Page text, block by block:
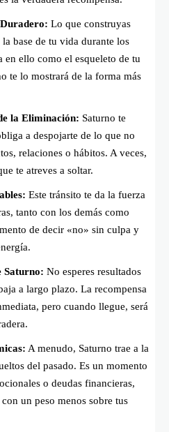
Lo que construyas
base de tu vida durante los
en ello como el esqueleto de tu
te lo mostrará de la forma más
la Eliminación: Saturno te
a despojarte de lo que no
relaciones o hábitos. A veces,
te atreves a soltar.
Este tránsito te da la fuerza
tanto con los demás como
de decir «no» sin culpa y
Saturno: No esperes resultados
a largo plazo. La recompensa
pero cuando llegue, será
A menudo, Saturno trae a la
del pasado. Es un momento
o deudas financieras,
un peso menos sobre tus